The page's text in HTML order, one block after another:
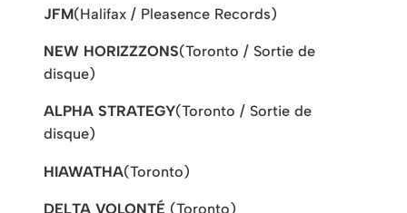
JFM(Halifax / Pleasence Records)
NEW HORIZZZONS(Toronto / Sortie de
disque)
ALPHA STRATEGY(Toronto / Sortie de
disque)
HIAWATHA(Toronto)
DELTA VOLONTÉ (Toronto)